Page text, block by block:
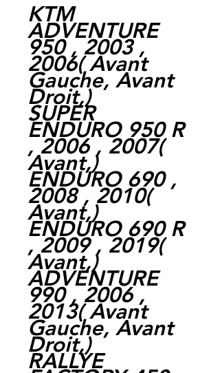
KTM
ADVENTURE
950 , 2003 ,
2006(Avant
Gauche, Avant
Droit,)
SUPER
ENDURO 950 R
, 2006 , 2007(
Avant,)
ENDURO 690 ,
2008 , 2010(
Avant,)
ENDURO 690 R
, 2009 , 2019(
Avant,)
ADVENTURE
990 , 2006 ,
2013(Avant
Gauche, Avant
Droit,)
RALLYE